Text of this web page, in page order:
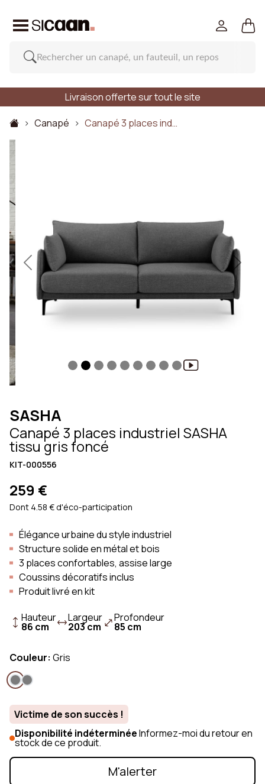
Livraison offerte sur tout le site
Canapé
Canapé 3 places ind…
Previous Next
SASHA
Canapé 3 places industriel SASHA
tissu gris foncé
KIT-000556
259 €
Dont 4.58 € d'éco-participation
Élégance urbaine du style industriel
Structure solide en métal et bois
3 places confortables, assise large
Coussins décoratifs inclus
Produit livré en kit
Hauteur
86 cm
Largeur
203 cm
Profondeur
85 cm
Couleur: Gris
Victime de son succès !
Disponibilité indéterminéeInformez-moi du retour en
stock de ce produit.
M'alerter